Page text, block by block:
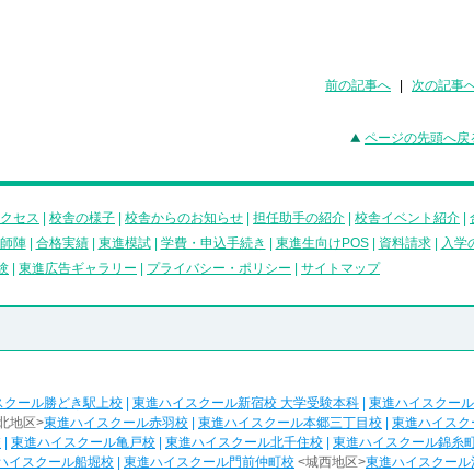
前の記事へ 次の記事
ページの先頭へ戻
セス 校舎の様子 校舎からのお知らせ 担任助手の紹介 校舎イベント紹介
陣| 合格実績| 東進模試| 学費・申込手続き 東進生向けPOS| 資料請求|
入学
東進広告ギャラリー プライバシー・ポリシー サイトマップ
クール勝どき駅上校 東進ハイスクール新宿校 大学受験本科 東進ハイスクー
地区>東進ハイスクール赤羽校 東進ハイスクール本郷三丁目校
東進ハイス
東進ハイスクール亀戸校 東進ハイスクール北千住校 東進ハイスクール錦糸
イスクール船堀校 東進ハイスクール門前仲町校 <城西地区>東進ハイスクール